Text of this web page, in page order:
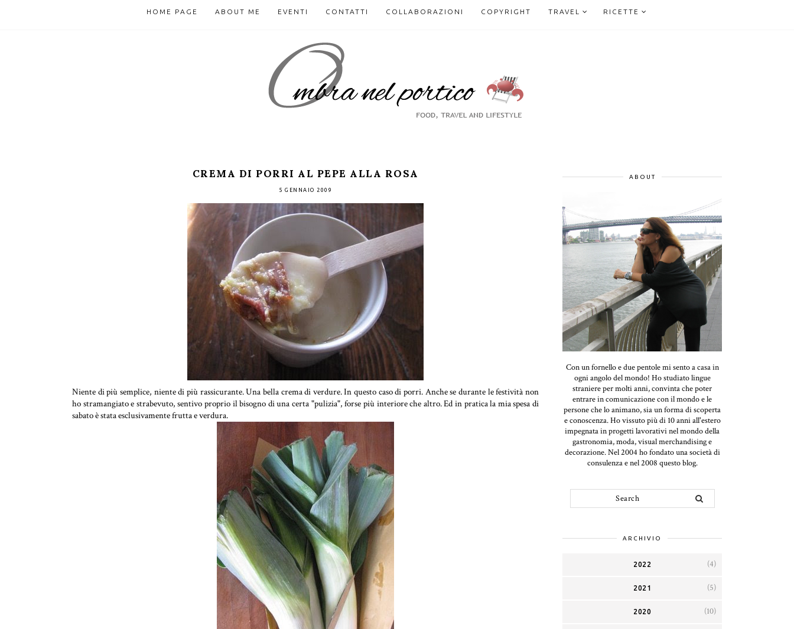
HOME PAGE ABOUT ME EVENTI CONTATTI COLLABORAZIONI COPYRIGHT TRAVEL RICETTE
CREMA DI PORRI AL PEPE ALLA ROSA
5 GENNAIO 2009
Niente di più semplice, niente di più rassicurante. Una bella crema di verdure. In questo caso di porri. Anche se durante le festività non
ho stramangiato e strabevuto, sentivo proprio il bisogno di una certa "pulizia", forse più interiore che altro. Ed in pratica la mia spesa di
sabato è stata esclusivamente frutta e verdura.
ABOUT
Con un fornello e due pentole mi sento a casa in
ogni angolo del mondo! Ho studiato lingue
straniere per molti anni, convinta che poter
entrare in comunicazione con il mondo e le
persone che lo animano, sia un forma di scoperta
e conoscenza. Ho vissuto più di 10 anni all'estero
impegnata in progetti lavorativi nel mondo della
gastronomia, moda, visual merchandising e
decorazione. Nel 2004 ho fondato una società di
consulenza e nel 2008 questo blog.
ARCHIVIO
2022 (4)
2021 (5)
2020 (10)